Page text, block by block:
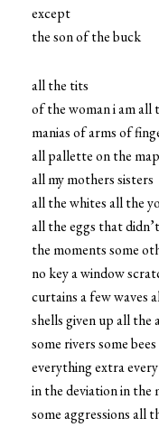
except
the son of the buck
all the tits
of the woman i am all
manias of arms of
all pallette on the
all my mothers sisters
all the whites all the
all the eggs that
the moments some
no key a window
curtains a few waves
shells given up all the
some rivers some
everything extra
in the deviation in the
some aggressions all